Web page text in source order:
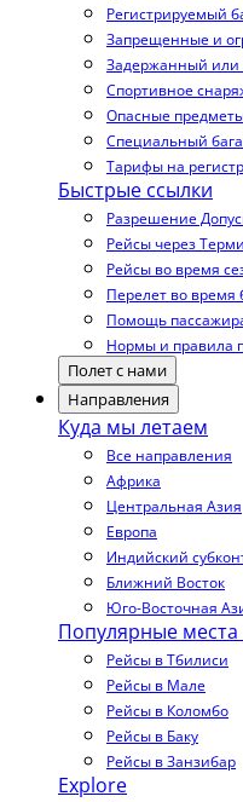
Регистрируемый
Запрещенные и
Задержанный
Спортивное
Опасные
Специальный
Тарифы на
Быстрые ссылки
Разрешение
Рейсы через
Рейсы во время
Перелет во время
Помощь
Нормы и правила
Полет с нами
Направления
Куда мы летаем
Все направления
Африка
Центральная Азия
Европа
Индийский
Ближний Восток
Юго-Восточная
Популярные места
Рейсы в Тбилиси
Рейсы в Мале
Рейсы в Коломбо
Рейсы в Баку
Рейсы в Занзибар
Explore